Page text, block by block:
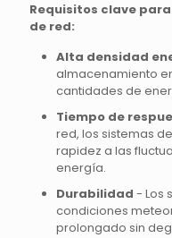
Requisitos clave
de red:
Alta densidad
almacenamiento
cantidades de
Tiempo de
red, los sistemas
rapidez a las
energía.
Durabilidad - Los
condiciones
prolongado sin